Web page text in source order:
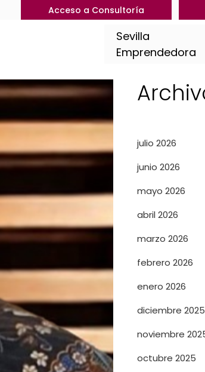
Acceso a Consultoría
Sevilla
Emprendedora
julio 2026
junio 2026
mayo 2026
abril 2026
marzo 2026
febrero 2026
enero 2026
diciembre 2025
noviembre
octubre 2025